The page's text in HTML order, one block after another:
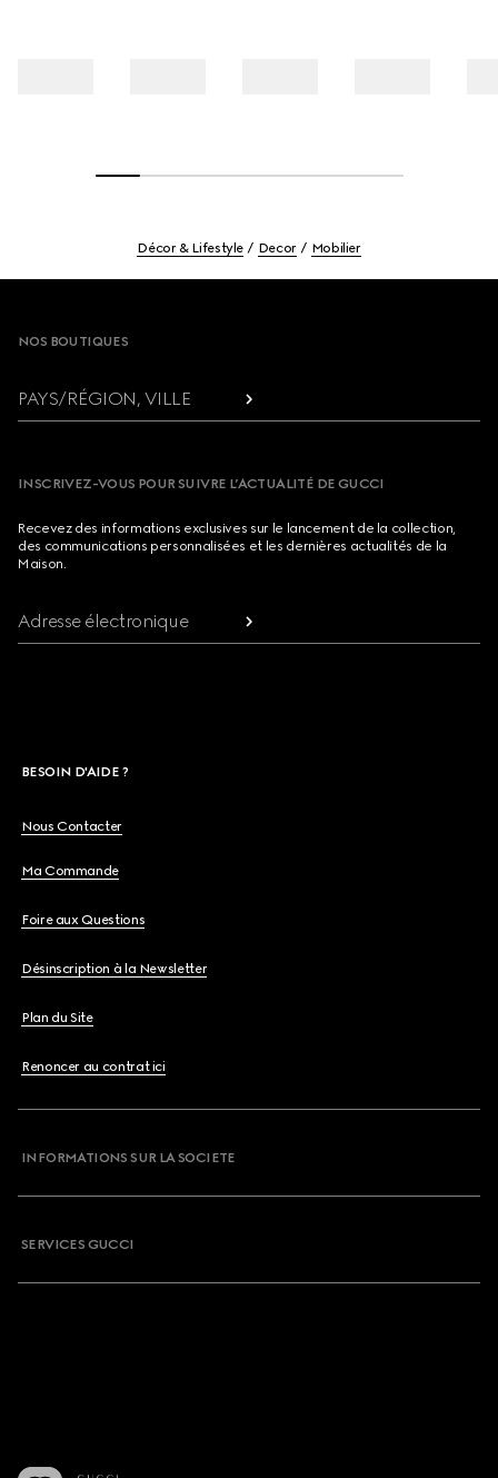
Décor & Lifestyle Decor Mobilier
NOS BOUTIQUES
PAYS/RÉGION, VILLE
INSCRIVEZ-VOUS POUR SUIVRE L’ACTUALITÉ DE GUCCI
Recevez des informations exclusives sur le lancement de la collection,
des communications personnalisées et les dernières actualités de la
Maison.
Adresse électronique
BESOIN D'AIDE ?
Nous Contacter
Ma Commande
Foire aux Questions
Désinscription à la Newsletter
Plan du Site
Renoncer au contrat ici
INFORMATIONS SUR LA SOCIETE
SERVICES GUCCI